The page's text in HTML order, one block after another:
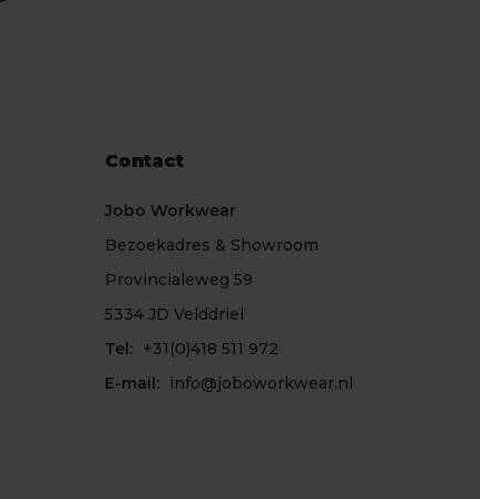
Contact
Jobo Workwear
Bezoekadres & Showroom
Provincialeweg 59
5334 JD Velddriel
Tel: +31(0)418 511 972
E-mail:
info@joboworkwear.nl